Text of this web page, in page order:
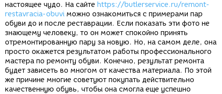
настоящее чудо. На сайте https://butlerservice.ru/remont-
restavracia-obuvi можно ознакомиться с примерами пар
обуви до и после реставрации. Если показать эти фото не
знающему человеку, то он может спокойно принять
отремонтированную пару за новую. Но, на самом деле, она
просто окажется результатом работы профессионального
мастера по ремонту обуви. Конечно, результат ремонта
будет зависеть во многом от качества материала. По этой
же причине многие советуют покупать действительно
качественную обувь, чтобы она смогла еще успешно